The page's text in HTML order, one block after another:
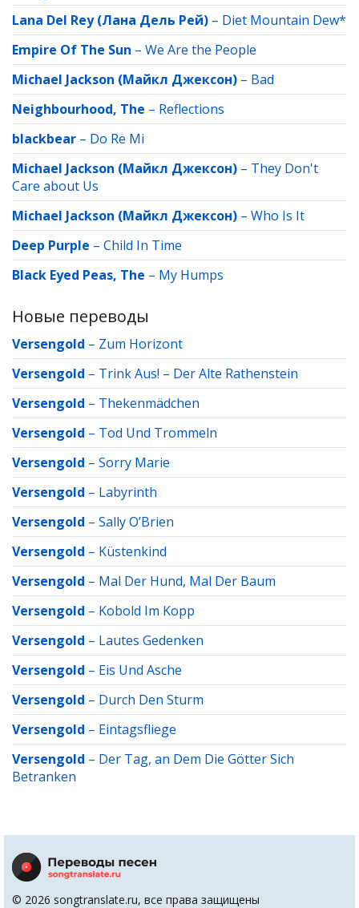
Lana Del Rey (Лана Дель Рей) – Diet Mountain Dew*
Empire Of The Sun – We Are the People
Michael Jackson (Майкл Джексон) – Bad
Neighbourhood, The – Reflections
blackbear – Do Re Mi
Michael Jackson (Майкл Джексон) – They Don't
Care about Us
Michael Jackson (Майкл Джексон) – Who Is It
Deep Purple – Child In Time
Black Eyed Peas, The – My Humps
Новые переводы
Versengold – Zum Horizont
Versengold – Trink Aus! – Der Alte Rathenstein
Versengold – Thekenmädchen
Versengold – Tod Und Trommeln
Versengold – Sorry Marie
Versengold – Labyrinth
Versengold – Sally O’Brien
Versengold – Küstenkind
Versengold – Mal Der Hund, Mal Der Baum
Versengold – Kobold Im Kopp
Versengold – Lautes Gedenken
Versengold – Eis Und Asche
Versengold – Durch Den Sturm
Versengold – Eintagsfliege
Versengold – Der Tag, an Dem Die Götter Sich
Betranken
© 2026 songtranslate.ru, все права защищены